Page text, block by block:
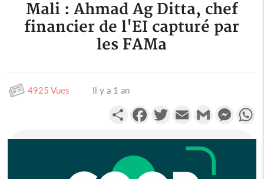
Mali : Ahmad Ag Ditta, chef
financier de l'EI capturé par
les FAMa
4925 Vues Il y a 1 an
PartagerFacebookTwitterEmail Gmail